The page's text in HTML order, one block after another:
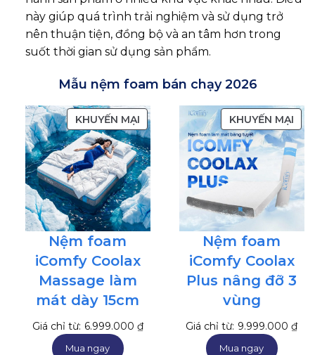
này giúp quá trình trải nghiệm và sử dụng trở
nên thuận tiện, đồng bộ và an tâm hơn trong
suốt thời gian sử dụng sản phẩm.
Mẫu nệm foam bán chạy 2026
KHUYẾN MẠISẢN
PHẨM
ĐANG
GIẢM
GIÁ
Nệm foam
iComfy Coolax
Massage làm
mát dày 15cm
Giá chỉ từ: 6.999.000 ₫
Mua ngay
KHUYẾN MẠISẢN
GIÁ
Nệm foam
iComfy Coolax
Plus nâng đỡ 3
vùng
Giá chỉ từ: 9.999.000₫
Mua ngay